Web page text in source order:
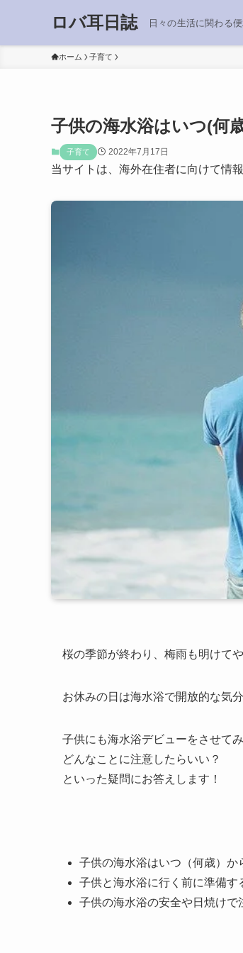
ロバ耳日誌 日々の生活に関わる
ホーム 子育て
子供の海水浴はいつ(何
子育て 2022年7月17日
当サイトは、海外在住者に向けて情
桜の季節が終わり、梅雨も明けて
お休みの日は海水浴で開放的な気
子供にも海水浴デビューをさせて
どんなことに注意したらいい？
といった疑問にお答えします！
子供の海水浴はいつ（何歳）か
子供と海水浴に行く前に準備す
子供の海水浴の安全や日焼けで